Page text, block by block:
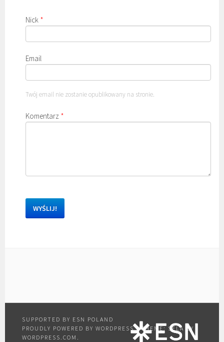
Nick *
Email
Twój email nie zostanie opublikowany na stronie.
Komentarz *
PROUDLY POWERED BY WORDPRESS |THEME: SELA BY
WORDPRESS.COM .